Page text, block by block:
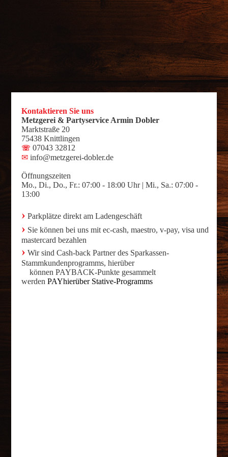
Kontaktieren Sie uns
Metzgerei & Partyservice Armin Dobler
Marktstraße 20
75438 Knittlingen
☏ 07043 32812
✉ info@metzgerei-dobler.de
Öffnungszeiten
Mo., Di., Do., Fr.: 07:00 - 18:00 Uhr | Mi., Sa.: 07:00 -
13:00
› Parkplätze direkt am Ladengeschäft
› Sie können bei uns mit ec-cash, maestro, v-pay, visa und
mastercard bezahlen
› Wir sind Cash-back Partner des Sparkassen-
Stammkundenprogramms, hierüber
können PAYBACK-Punkte gesammelt
werdenPAYhierüber Stative-Programms